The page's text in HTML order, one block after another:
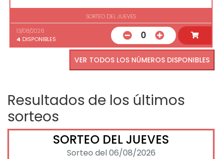
SORTEO DEL JUEVES
13/08/2026
4 DISPONIBLES 0
VER TODOS LOS NÚMEROS DISPONIBLES
Resultados de los últimos
sorteos
SORTEO DEL JUEVES
Sorteo del 06/08/2026